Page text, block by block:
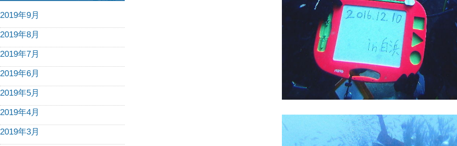
2019年9月
2019年8月
2019年7月
2019年6月
2019年5月
2019年4月
2019年3月